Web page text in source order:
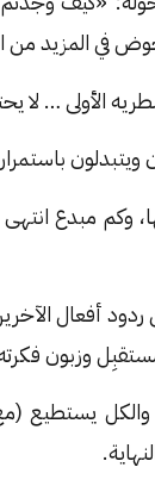
في المزيد من
الأولى … لا
وكم مبدع
ردود أفعال
وزبون
يستطيع